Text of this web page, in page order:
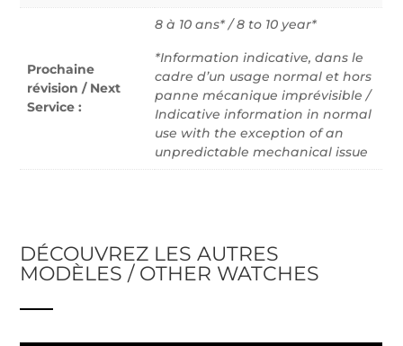
Prochaine
révision / Next
Service :
8 à 10 ans* / 8 to 10 year*
*Information indicative, dans le
cadre d’un usage normal et hors
panne mécanique imprévisible /
Indicative information in normal
use with the exception of an
unpredictable mechanical issue
DÉCOUVREZ LES AUTRES
MODÈLES / OTHER WATCHES